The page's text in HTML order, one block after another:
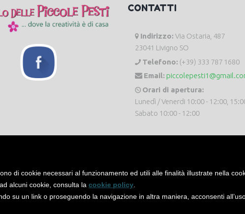
CONTATTI
Indirizzo: Via Ostaria, 487
23041 Livigno SO
Telefono: (+39) 333 787 1680
Email:
Orari di apertura:
Lunedì / Venerdi 10:00 - 12:00,
Sabato 10:00 - 12:00
Cookie Policy
di cookie necessari al funzionamento ed utili alle finalità illustrate nella
alcuni cookie, consulta la cookie policy
su un link o proseguendo la navigazione in altra maniera, acconsenti